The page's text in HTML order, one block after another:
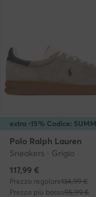
extra -15% Codice:
Polo Ralph Lauren
Sneakers · Grigio
Prezzo attuale
117,99 €
Prezzo regolare134,99 €
Prezzo più basso95,99 €